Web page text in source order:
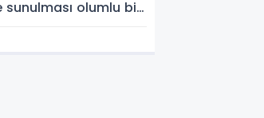
sunulması olumlu bir